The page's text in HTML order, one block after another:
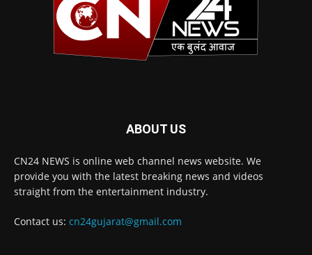
ABOUT US
CN24 NEWS is online web channel news website. We
provide you with the latest breaking news and videos
straight from the entertainment industry.
Contact us: cn24gujarat@gmail.com